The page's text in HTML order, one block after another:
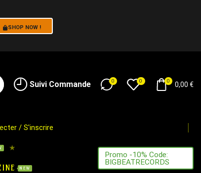
SHOP NOW !
Suivi Commande 0 0 0 0,00 €
/ S'inscrire
NEW
Promo -10% Code:
BIGBEATRECORDS